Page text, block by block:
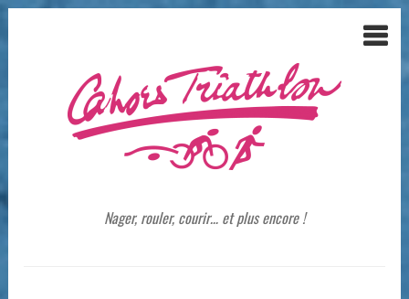
Nager, rouler, courir… et plus encore !